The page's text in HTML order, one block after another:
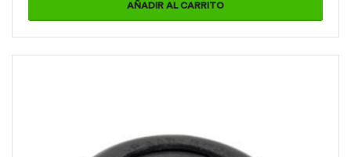
AÑADIR AL CARRITO